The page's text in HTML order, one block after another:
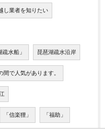
し業者を知りたい
水船」 琵琶湖疏水沿岸
で人気があります。
「信楽狸」 「福助」